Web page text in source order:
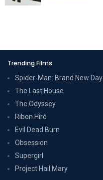
Trending Films
Spider-Man: Brand New Day
The Last House
The Odyssey
Ribon Hîrô
Evil Dead Burn
Obsession
Supergirl
Project Hail Mary